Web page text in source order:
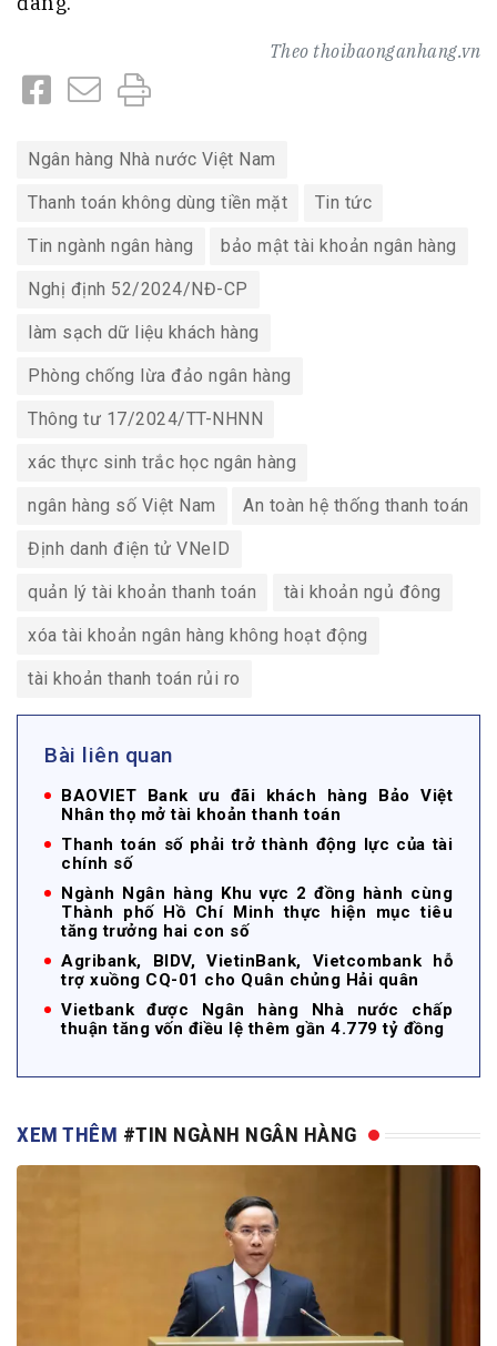
Theo thoibaonganhang.vn
Ngân hàng Nhà nước Việt Nam
Thanh toán không dùng tiền mặt Tin tức
Tin ngành ngân hàng bảo mật tài khoản ngân hàng
Nghị định 52/2024/NĐ-CP
làm sạch dữ liệu khách hàng
Phòng chống lừa đảo ngân hàng
Thông tư 17/2024/TT-NHNN
xác thực sinh trắc học ngân hàng
ngân hàng số Việt Nam An toàn hệ thống thanh toán
Định danh điện tử VNeID
quản lý tài khoản thanh toán tài khoản ngủ đông
xóa tài khoản ngân hàng không hoạt động
tài khoản thanh toán rủi ro
Bài liên quan
BAOVIET Bank ưu đãi khách hàng Bảo Việt
Nhân thọ mở tài khoản thanh toán
Thanh toán số phải trở thành động lực của tài
chính số
Ngành Ngân hàng Khu vực 2 đồng hành cùng
Thành phố Hồ Chí Minh thực hiện mục tiêu
tăng trưởng hai con số
Agribank, BIDV, VietinBank, Vietcombank hỗ
trợ xuồng CQ-01 cho Quân chủng Hải quân
Vietbank được Ngân hàng Nhà nước chấp
thuận tăng vốn điều lệ thêm gần 4.779 tỷ đồng
XEM THÊM #TIN NGÀNH NGÂN HÀNG